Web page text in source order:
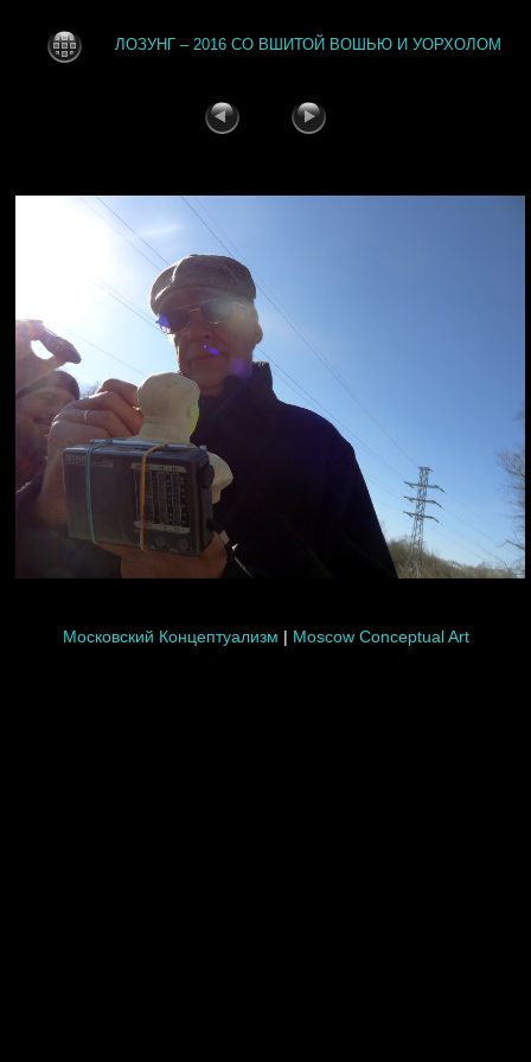
ЛОЗУНГ – 2016 СО ВШИТОЙ ВОШЬЮ И УОРХОЛОМ
Московский Концептуализм | Moscow Conceptual Art